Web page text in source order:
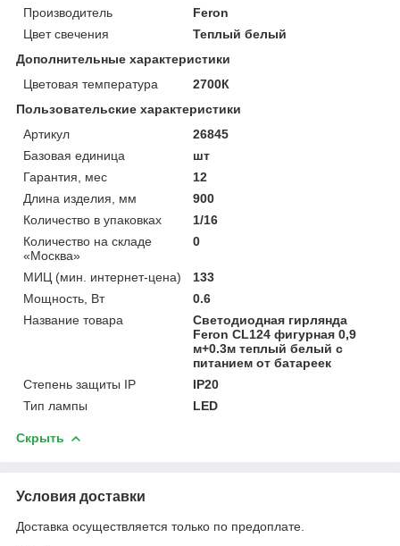
Производитель
Feron
Цвет свечения
Теплый белый
Дополнительные характеристики
Цветовая температура
2700К
Пользовательские характеристики
Артикул
26845
Базовая единица
шт
Гарантия, мес
12
Длина изделия, мм
900
Количество в упаковках
1/16
Количество на складе
«Москва»
0
МИЦ (мин. интернет-цена)
133
Мощность, Вт
0.6
Название товара
Светодиодная гирлянда
Feron CL124 фигурная 0,9
м+0.3м теплый белый с
питанием от батареек
Степень защиты IP
IP20
Тип лампы
LED
Скрыть
Условия доставки
Доставка осуществляется только по предоплате.